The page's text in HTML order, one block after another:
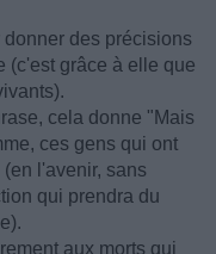
des précisions
(c'est grâce à elle que
cela donne "Mais
ces gens qui ont
l'avenir, sans
qui prendra du
aux morts qui